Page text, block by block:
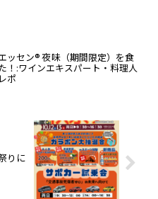
ッセン® 夜味（期間限定）を食
！:ワインエキスパート・料理人
ポ
りに